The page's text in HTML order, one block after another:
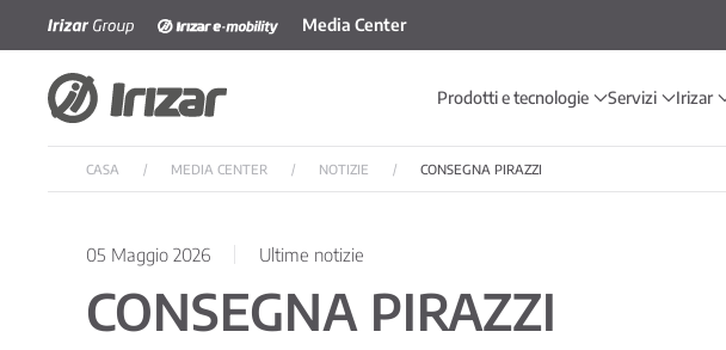
Skip to main content
Media Center
Prodotti e tecnologie Servizi Irizar
CASA MEDIA CENTER NOTIZIE CONSEGNA PIRAZZI
05 Maggio 2026 Ultime notizie
CONSEGNA PIRAZZI